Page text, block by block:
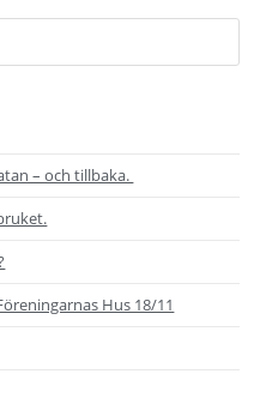
– och tillbaka.
Hus 18/11